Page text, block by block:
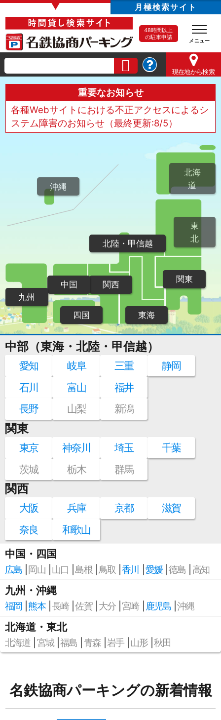
▼ 月極検索サイト
48時間以上
の駐車申請
現在地から検索
重要なお知らせ
各種Webサイトにおける不正アクセスによるシ
ステム障害のお知らせ（最終更新:8/5）
北海
道
東
北
関東
北陸・甲信越
東海
関西
中国
四国
九州
沖縄
中部（東海・北陸・甲信越）
愛知 岐阜 三重
静岡
石川
富山
福井
長野
山梨 新潟
関東
東京 神奈川 埼玉
千葉
茨城
栃木 群馬
関西
大阪 兵庫 京都
滋賀
奈良
和歌山
中国・四国
広島 岡山 山口 島根 鳥取 香川 愛媛 徳島 高知
九州・沖縄
福岡 熊本 長崎 佐賀 大分 宮崎 鹿児島 沖縄
北海道・東北
北海道 宮城 福島 青森 岩手 山形 秋田
名鉄協商パーキングの新着情報